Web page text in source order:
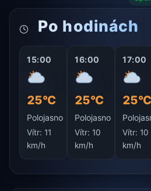
Po hodinách
15:00
25°C
Polojasno
Vítr: 11
km/h
16:00
25°C
Polojasno
Vítr: 10
km/h
17:00
25°C
Vítr: 10
km/h